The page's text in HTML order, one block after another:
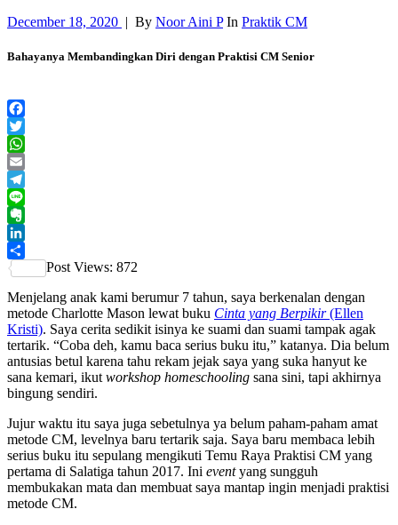
December 18, 2020 | By Noor Aini P In Praktik CM
Bahayanya Membandingkan Diri dengan Praktisi CM Senior
Facebook
Twitter
WhatsApp
Email
Telegram
Line
Evernote
LinkedIn
Share
Post Views: 872
Menjelang anak kami berumur 7 tahun, saya berkenalan dengan
metode Charlotte Mason lewat buku Cinta yang Berpikir(Ellen
Kristi). Saya cerita sedikit isinya ke suami dan suami tampak agak
tertarik. “Coba deh, kamu baca serius buku itu,” katanya. Dia belum
antusias betul karena tahu rekam jejak saya yang suka hanyut ke
sana kemari, ikut workshop homeschooling sana sini, tapi akhirnya
bingung sendiri.
Jujur waktu itu saya juga sebetulnya ya belum paham-paham amat
metode CM, levelnya baru tertarik saja. Saya baru membaca lebih
serius buku itu sepulang mengikuti Temu Raya Praktisi CM yang
pertama di Salatiga tahun 2017. Ini eventyang sungguh
membukakan mata dan membuat saya mantap ingin menjadi praktisi
metode CM.